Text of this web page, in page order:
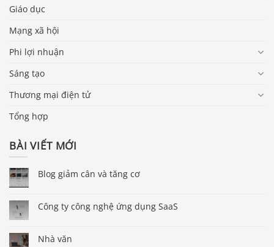
Giáo dục
Mạng xã hội
Phi lợi nhuận
Sáng tạo
Thương mại điện tử
Tổng hợp
BÀI VIẾT MỚI
Blog giảm cân và tăng cơ
Công ty công nghệ ứng dụng SaaS
Nhà văn